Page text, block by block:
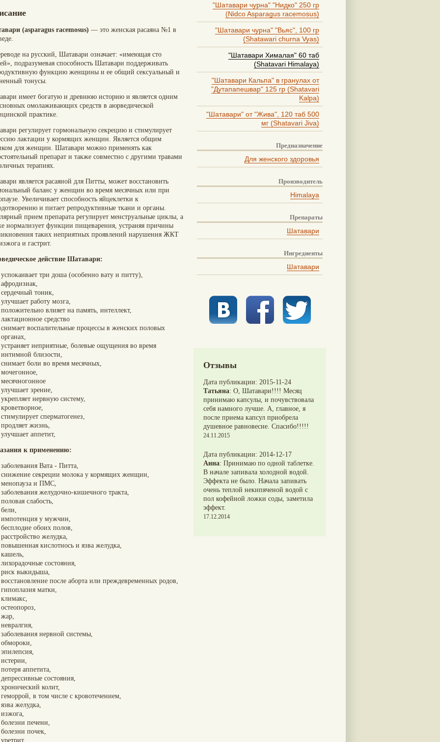
(asparagus racemosus) — это женская расаяна №1 в
на русский, Шатавари означает: «имеющая сто
подразумевая способность Шатавари поддерживать
функцию женщины и ее общий сексуальный и
тонусы.
имеет богатую и древнюю историю и является одним
омолаживающих средств в аюрведической
практике.
регулирует гормональную секрецию и стимулирует
лактации у кормящих женщин. Является общим
для женщин. Шатавари можно применять как
препарат и также совместно с другими травами
терапиях.
является расаяной для Питты, может восстановить
баланс у женщин во время месячных или при
Увеличивает способность яйцеклетки к
и питает репродуктивные ткани и органы.
прием препарата регулирует менструальные циклы, а
нормализует функции пищеварения, устраняя причины
таких неприятных проявлений нарушения ЖКТ
и гастрит.
действие Шатавари:
успокаивает три доша (особенно вату и питту),
афродизиак,
сердечный тоник,
улучшает работу мозга,
положительно влияет на память, интеллект,
лактационное средство
снимает воспалительные процессы в женских половых
органах,
устраняет неприятные, болевые ощущения во время
интимной близости,
снимает боли во время месячных,
мочегонное,
месячногонное
улучшает зрение,
укрепляет нервную систему,
кроветворное,
стимулирует сперматогенез,
продляет жизнь,
улучшает аппетит,
к применению:
заболевания Вата - Питта,
снижение секреции молока у кормящих женщин,
менопауза и ПМС,
заболевания желудочно-кишечного тракта,
половая слабость,
бели,
импотенция у мужчин,
бесплодие обоих полов,
расстройство желудка,
повышенная кислотнось и язва желудка,
кашель,
лихорадочные состояния,
риск выкидыша,
восстановление после аборта или преждевременных родов,
гипоплазия матки,
климакс,
остеопороз,
жар,
невралгия,
заболевания нервной системы,
обмороки,
эпилепсия,
истерии,
потеря аппетита,
депрессивные состояния,
хронический колит,
геморрой, в том числе с кровотечением,
язва желудка,
изжога,
болезни печени,
болезни почек,
уретрит,
"Шатавари чурна" "Нидко" 250 гр
(Nidco Asparagus racemosus)
"Шатавари чурна" "Вьяс", 100 гр
(Shatawari churna Vyas)
"Шатавари Хималая" 60 таб
(Shatavari Himalaya)
"Шатавари Кальпа" в гранулах от
"Дутапапешвар" 125 гр (Shatavari
Kalpa)
"Шатавари" от "Жива", 120 таб 500
мг (Shatavari Jiva)
Предназначение
Для женского здоровья
Производитель
Himalaya
Препараты
Шатавари
Ингредиенты
Шатавари
Отзывы
Дата публикации: 2015-11-24
Татьяна: О, Шатавари!!!! Месяц
принимаю капсулы, и почувствовала
себя намного лучше. А, главное, я
после приема капсул приобрела
душевное равновесие. Спасибо!!!!!
24.11.2015
Дата публикации: 2014-12-17
Анна: Принимаю по одной таблетке.
В начале запивала холодной водой.
Эффекта не было. Начала запивать
очень теплой некипяченой водой с
пол кофейной ложки соды, заметила
эффект.
17.12.2014